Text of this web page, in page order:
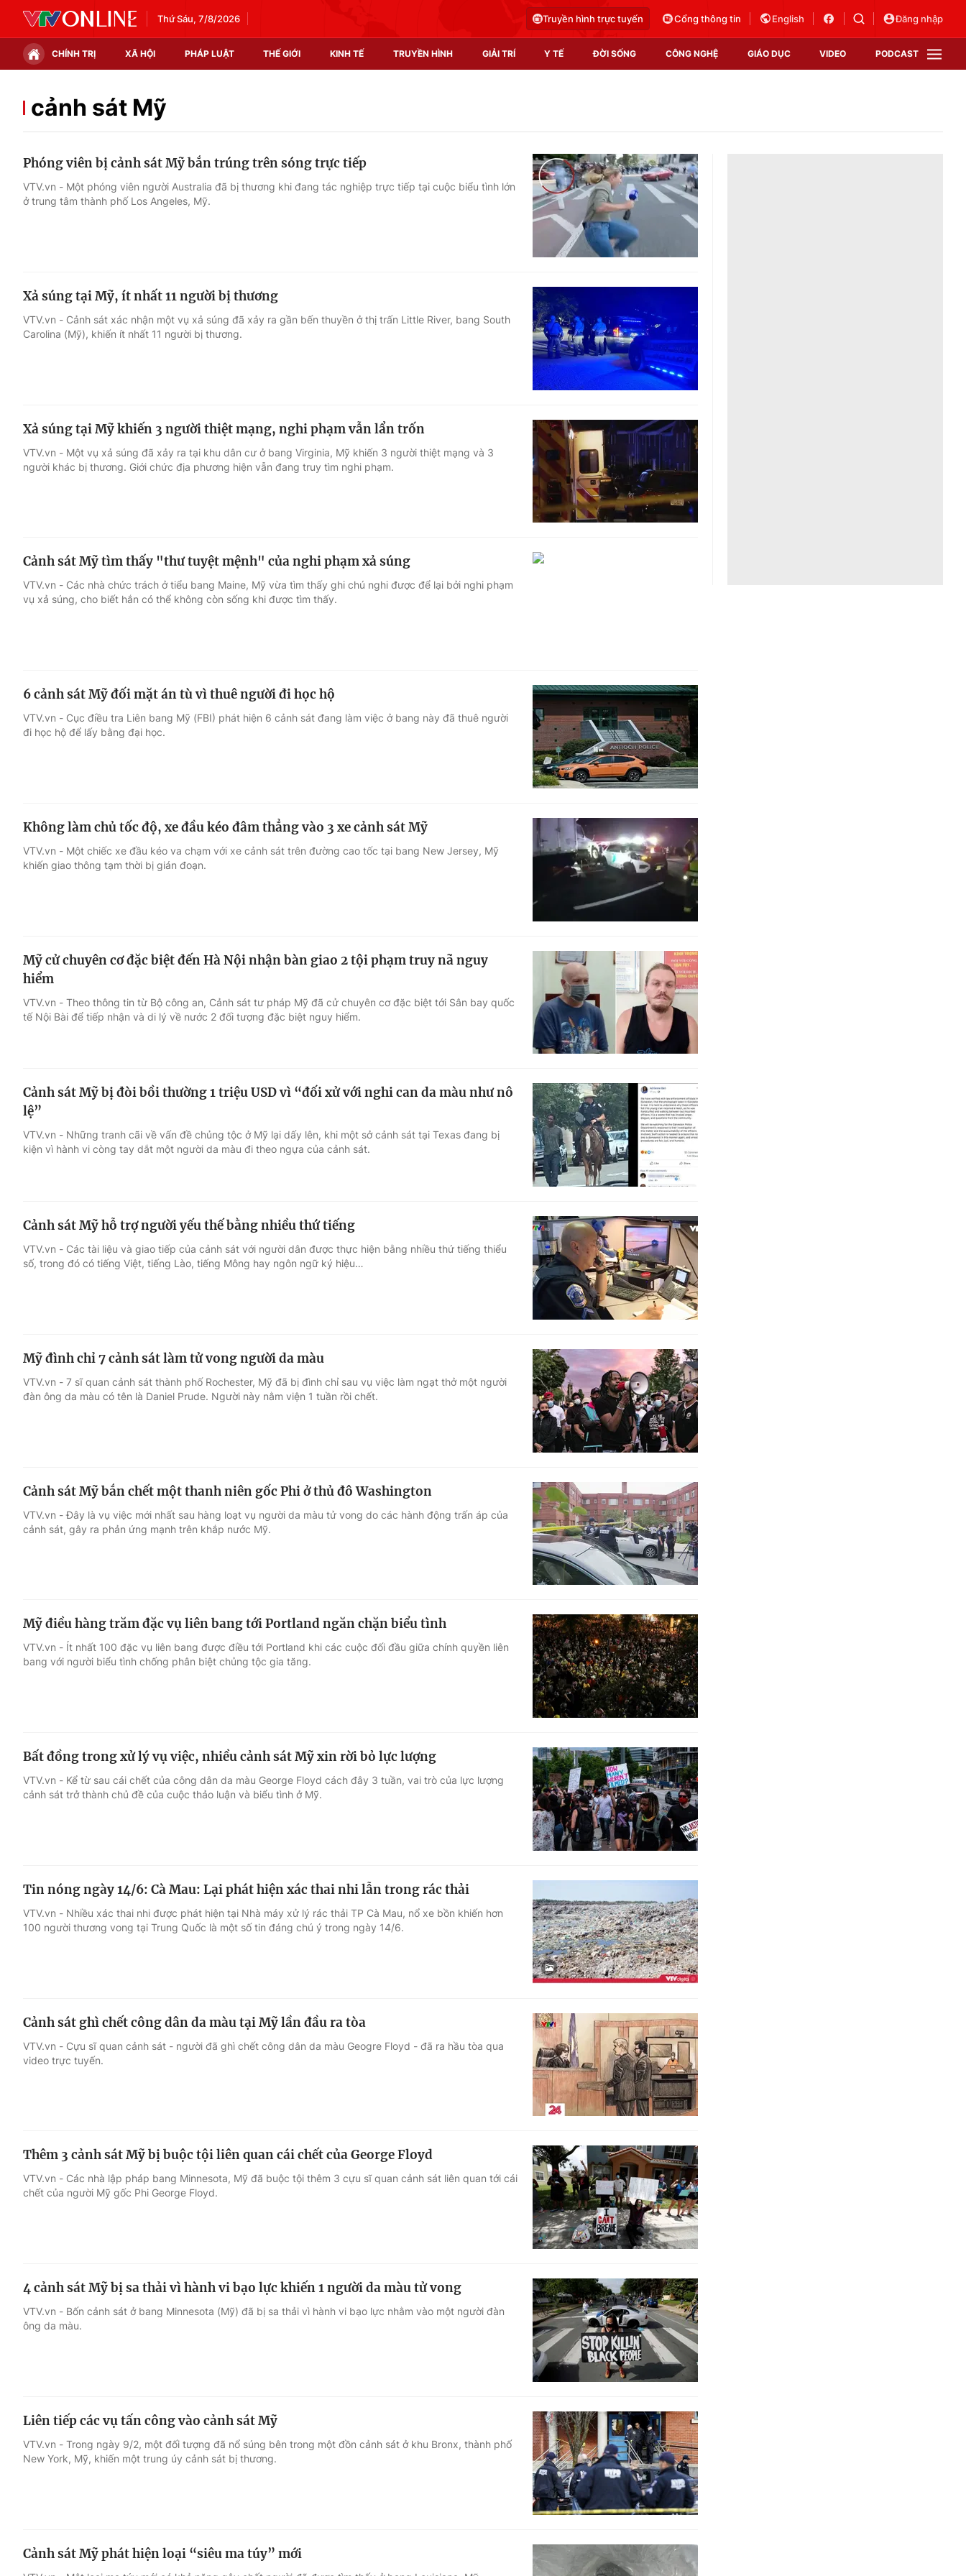
Thứ Sáu, 7/8/2026 Truyền hình trực tuyến Cổng thông tin English Đăng nhập
CHÍNH TRỊ XÃ HỘI PHÁP LUẬT THẾ GIỚI KINH TẾ TRUYỀN HÌNH GIẢI TRÍ Y TẾ ĐỜI SỐNG CÔNG NGHỆ GIÁO DỤC VIDEO PODCAST
Chính trị
Thế giới đó đây
Thị trường
Video
Shorts video
Podcast
EMagazine
Photo
Infographic
Góc ảnh
Điện ảnh
Âm nhạc
Sao
Du lịch
Làm đẹp
Chất lượng cuộc sống
Tuyển sinh
Học trực tuyến
Công nghệ
Hitech Công nghệ tương lai
Sản phẩm
Thị trường
Tư vấn
VTV Sức khoẻ
cảnh sát Mỹ
Phóng viên bị cảnh sát Mỹ bắn trúng trên sóng trực tiếp
VTV.vn - Một phóng viên người Australia đã bị thương khi đang tác nghiệp trực tiếp tại cuộc biểu tình lớn
ở trung tâm thành phố Los Angeles, Mỹ.
Xả súng tại Mỹ, ít nhất 11 người bị thương
VTV.vn - Cảnh sát xác nhận một vụ xả súng đã xảy ra gần bến thuyền ở thị trấn Little River, bang South
Carolina (Mỹ), khiến ít nhất 11 người bị thương.
Xả súng tại Mỹ khiến 3 người thiệt mạng, nghi phạm vẫn lẩn trốn
VTV.vn - Một vụ xả súng đã xảy ra tại khu dân cư ở bang Virginia, Mỹ khiến 3 người thiệt mạng và 3
người khác bị thương. Giới chức địa phương hiện vẫn đang truy tìm nghi phạm.
Cảnh sát Mỹ tìm thấy "thư tuyệt mệnh" của nghi phạm xả súng
VTV.vn - Các nhà chức trách ở tiểu bang Maine, Mỹ vừa tìm thấy ghi chú nghi được để lại bởi nghi phạm
vụ xả súng, cho biết hắn có thể không còn sống khi được tìm thấy.
6 cảnh sát Mỹ đối mặt án tù vì thuê người đi học hộ
VTV.vn - Cục điều tra Liên bang Mỹ (FBI) phát hiện 6 cảnh sát đang làm việc ở bang này đã thuê người
đi học hộ để lấy bằng đại học.
Không làm chủ tốc độ, xe đầu kéo đâm thẳng vào 3 xe cảnh sát Mỹ
VTV.vn - Một chiếc xe đầu kéo va chạm với xe cảnh sát trên đường cao tốc tại bang New Jersey, Mỹ
khiến giao thông tạm thời bị gián đoạn.
Mỹ cử chuyên cơ đặc biệt đến Hà Nội nhận bàn giao 2 tội phạm truy nã nguy
hiểm
VTV.vn - Theo thông tin từ Bộ công an, Cảnh sát tư pháp Mỹ đã cử chuyên cơ đặc biệt tới Sân bay quốc
tế Nội Bài để tiếp nhận và di lý về nước 2 đối tượng đặc biệt nguy hiểm.
Cảnh sát Mỹ bị đòi bồi thường 1 triệu USD vì “đối xử với nghi can da màu như nô
lệ”
VTV.vn - Những tranh cãi về vấn đề chủng tộc ở Mỹ lại dấy lên, khi một sở cảnh sát tại Texas đang bị
kiện vì hành vi còng tay dắt một người da màu đi theo ngựa của cảnh sát.
Cảnh sát Mỹ hỗ trợ người yếu thế bằng nhiều thứ tiếng
VTV.vn - Các tài liệu và giao tiếp của cảnh sát với người dân được thực hiện bằng nhiều thứ tiếng thiểu
số, trong đó có tiếng Việt, tiếng Lào, tiếng Mông hay ngôn ngữ ký hiệu…
Mỹ đình chỉ 7 cảnh sát làm tử vong người da màu
VTV.vn - 7 sĩ quan cảnh sát thành phố Rochester, Mỹ đã bị đình chỉ sau vụ việc làm ngạt thở một người
đàn ông da màu có tên là Daniel Prude. Người này nằm viện 1 tuần rồi chết.
Cảnh sát Mỹ bắn chết một thanh niên gốc Phi ở thủ đô Washington
VTV.vn - Đây là vụ việc mới nhất sau hàng loạt vụ người da màu tử vong do các hành động trấn áp của
cảnh sát, gây ra phản ứng mạnh trên khắp nước Mỹ.
Mỹ điều hàng trăm đặc vụ liên bang tới Portland ngăn chặn biểu tình
VTV.vn - Ít nhất 100 đặc vụ liên bang được điều tới Portland khi các cuộc đối đầu giữa chính quyền liên
bang với người biểu tình chống phân biệt chủng tộc gia tăng.
Bất đồng trong xử lý vụ việc, nhiều cảnh sát Mỹ xin rời bỏ lực lượng
VTV.vn - Kể từ sau cái chết của công dân da màu George Floyd cách đây 3 tuần, vai trò của lực lượng
cảnh sát trở thành chủ đề của cuộc thảo luận và biểu tình ở Mỹ.
Tin nóng ngày 14/6: Cà Mau: Lại phát hiện xác thai nhi lẫn trong rác thải
VTV.vn - Nhiều xác thai nhi được phát hiện tại Nhà máy xử lý rác thải TP Cà Mau, nổ xe bồn khiến hơn
100 người thương vong tại Trung Quốc là một số tin đáng chú ý trong ngày 14/6.
Cảnh sát ghì chết công dân da màu tại Mỹ lần đầu ra tòa
VTV.vn - Cựu sĩ quan cảnh sát - người đã ghì chết công dân da màu Geogre Floyd - đã ra hầu tòa qua
video trực tuyến.
Thêm 3 cảnh sát Mỹ bị buộc tội liên quan cái chết của George Floyd
VTV.vn - Các nhà lập pháp bang Minnesota, Mỹ đã buộc tội thêm 3 cựu sĩ quan cảnh sát liên quan tới cái
chết của người Mỹ gốc Phi George Floyd.
4 cảnh sát Mỹ bị sa thải vì hành vi bạo lực khiến 1 người da màu tử vong
VTV.vn - Bốn cảnh sát ở bang Minnesota (Mỹ) đã bị sa thải vì hành vi bạo lực nhằm vào một người đàn
ông da màu.
Liên tiếp các vụ tấn công vào cảnh sát Mỹ
VTV.vn - Trong ngày 9/2, một đối tượng đã nổ súng bên trong một đồn cảnh sát ở khu Bronx, thành phố
New York, Mỹ, khiến một trung úy cảnh sát bị thương.
Cảnh sát Mỹ phát hiện loại “siêu ma túy” mới